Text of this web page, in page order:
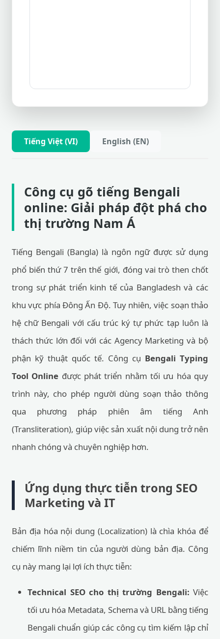
Tiếng Việt (VI) English (EN)
Công cụ gõ tiếng Bengali
online: Giải pháp đột phá cho
thị trường Nam Á
Tiếng Bengali (Bangla) là ngôn ngữ được sử dụng
phổ biến thứ 7 trên thế giới, đóng vai trò then chốt
trong sự phát triển kinh tế của Bangladesh và các
khu vực phía Đông Ấn Độ. Tuy nhiên, việc soạn thảo
hệ chữ Bengali với cấu trúc ký tự phức tạp luôn là
thách thức lớn đối với các Agency Marketing và bộ
phận kỹ thuật quốc tế. Công cụ Bengali Typing
Tool Online được phát triển nhằm tối ưu hóa quy
trình này, cho phép người dùng soạn thảo thông
qua phương pháp phiên âm tiếng Anh
(Transliteration), giúp việc sản xuất nội dung trở nên
nhanh chóng và chuyên nghiệp hơn.
Ứng dụng thực tiễn trong SEO
Marketing và IT
Bản địa hóa nội dung (Localization) là chìa khóa để
chiếm lĩnh niềm tin của người dùng bản địa. Công
cụ này mang lại lợi ích thực tiễn:
Technical SEO cho thị trường Bengali: Việc
tối ưu hóa Metadata, Schema và URL bằng tiếng
Bengali chuẩn giúp các công cụ tìm kiếm lập chỉ